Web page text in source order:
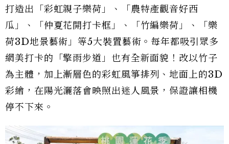
打造出「彩虹親子樂荷」、「農特產觀音好西
瓜」、「仲夏花開打卡框」、「竹編樂荷」、「樂
荷3D地景藝術」等5大裝置藝術。每年都吸引眾多
網美打卡的「擎雨步道」也有全新面貌！改以竹子
為主體，加上漸層色的彩虹風箏排列、地面上的3D
彩繪，在陽光灑落會映照出迷人風景，保證讓相機
停不下來。